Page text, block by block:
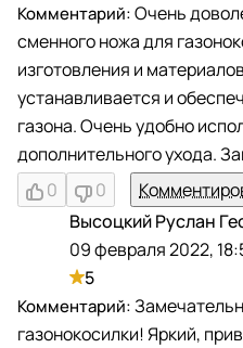
Очень
сменного ножа для
изготовления и
устанавливается и
газона. Очень удобно
дополнительного ухода.
0
0
Высоцкий Руслан
09 февраля 2022,
5
газонокосилки! Яркий,